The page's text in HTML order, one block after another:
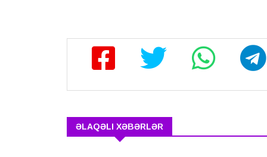
ƏLAQƏLI XƏBƏRLƏR